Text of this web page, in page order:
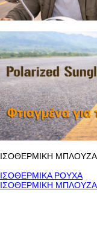
ΙΣΟΘΕΡΜΙΚΗ ΜΠΛΟΥΖΑ
ΙΣΟΘΕΡΜΙΚΑ ΡΟΥΧΑ
ΙΣΟΘΕΡΜΙΚΗ ΜΠΛΟΥΖΑ